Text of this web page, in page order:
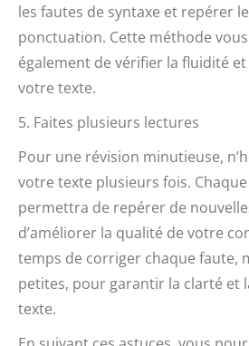
les fautes de syntaxe et repérer
ponctuation. Cette méthode
également de vérifier la fluidité
votre texte.
5. Faites plusieurs lectures
Pour une révision minutieuse,
votre texte plusieurs fois.
permettra de repérer de
d’améliorer la qualité de votre
temps de corriger chaque faute,
petites, pour garantir la clarté et
texte.